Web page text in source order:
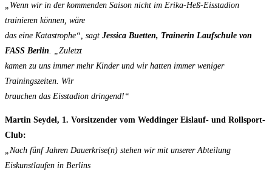
„Wenn wir in der kommenden Saison nicht im Erika-Heß-Eisstadion
trainieren können, wäre
das eine Katastrophe“, sagt Jessica Buetten, Trainerin Laufschule von
FASS Berlin. „Zuletzt
kamen zu uns immer mehr Kinder und wir hatten immer weniger
Trainingszeiten. Wir
brauchen das Eisstadion dringend!“
Martin Seydel, 1. Vorsitzender vom Weddinger Eislauf- und Rollsport-
Club:
„Nach fünf Jahren Dauerkrise(n) stehen wir mit unserer Abteilung
Eiskunstlaufen in Berlins